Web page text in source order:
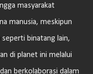
masyarakat
manusia, meskipun
binatang lain,
di planet ini melalui
berkolaborasi dalam